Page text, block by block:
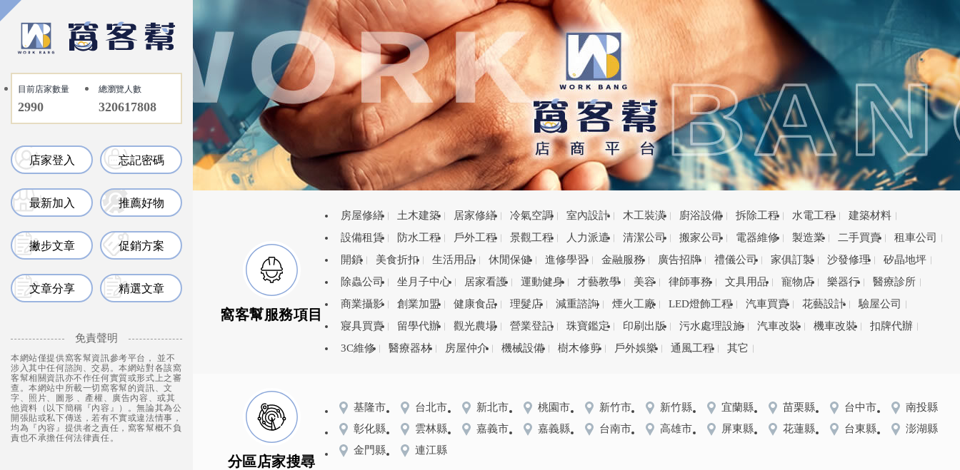
目前店家數量
2990
總瀏覽人數
320617808
店家登入 忘記密碼
最新加入 推薦好物
撇步文章 促銷方案
文章分享 精選文章
免責聲明
本網站僅提供窩客幫資訊參考平台， 並不
涉入其中任何諮詢、交易。本網站對各該窩
客幫相關資訊亦不作任何實質或形式上之審
查。本網站中所載一切窩客幫的資訊、文
字、照片、圖形 、產權、廣告內容、或其
他資料（以下簡稱『內容』）。無論其為公
開張貼或私下傳送，若有不實或違法情事，
均為『內容』提供者之責任，窩客幫概不負
責也不承擔任何法律責任。
窩客幫服務項目
房屋修繕 土木建築 居家修繕 冷氣空調 室內設計 木工裝潢 廚浴設備 拆除工程 水電工程
建築材料
設備租賃
防水工程 戶外工程 景觀工程 人力派遣 清潔公司 搬家公司 電器維修 製造業 二手買賣
租車公司
開鎖
美食折扣 生活用品 休閒保健 進修學習 金融服務 廣告招牌 禮儀公司 家俱訂製 沙發修理
矽晶地坪
除蟲公司
坐月子中心 居家看護 運動健身 才藝教學 美容 律師事務 文具用品 寵物店 樂器行
醫療診所
商業攝影
創業加盟 健康食品 理髮店 減重諮詢 煙火工廠 LED燈飾工程 汽車買賣 花藝設計
驗屋公司
寢具買賣
留學代辦 觀光農場 營業登記 珠寶鑑定 印刷出版 污水處理設施 汽車改裝 機車改裝
扣牌代辦
3C維修
醫療器材 房屋仲介 機械設備 樹木修剪 戶外娛樂 通風工程 其它
分區店家搜尋
基隆市 台北市 新北市 桃園市 新竹市 新竹縣 宜蘭縣 苗栗縣 台中市
南投縣
彰化縣
雲林縣 嘉義市 嘉義縣 台南市 高雄市 屏東縣 花蓮縣 台東縣
澎湖縣
金門縣
連江縣